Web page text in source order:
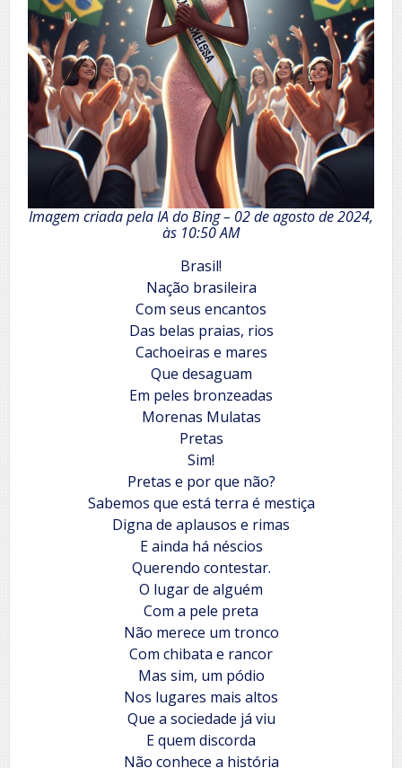
Imagem criada pela IA do Bing – 02 de agosto de 2024,
às 10:50 AM
Brasil!
Nação brasileira
Com seus encantos
Das belas praias, rios
Cachoeiras e mares
Que desaguam
Em peles bronzeadas
Morenas Mulatas
Pretas
Sim!
Pretas e por que não?
Sabemos que está terra é mestiça
Digna de aplausos e rimas
E ainda há néscios
Querendo contestar.
O lugar de alguém
Com a pele preta
Não merece um tronco
Com chibata e rancor
Mas sim, um pódio
Nos lugares mais altos
Que a sociedade já viu
E quem discorda
Não conhece a história